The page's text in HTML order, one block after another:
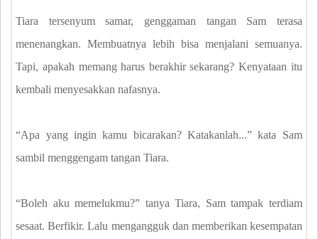
Tiara tersenyum samar, genggaman tangan Sam terasa
menenangkan. Membuatnya lebih bisa menjalani semuanya.
Tapi, apakah memang harus berakhir sekarang? Kenyataan itu
kembali menyesakkan nafasnya.
“Apa yang ingin kamu bicarakan? Katakanlah...” kata Sam
sambil menggengam tangan Tiara.
“Boleh aku memelukmu?” tanya Tiara, Sam tampak terdiam
sesaat. Berfikir. Lalu mengangguk dan memberikan kesempatan